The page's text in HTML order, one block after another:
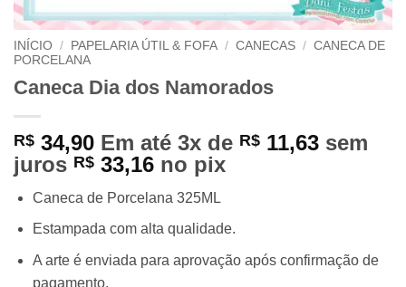
INÍCIO / PAPELARIA ÚTIL & FOFA / CANECAS / CANECA DE
PORCELANA
Caneca Dia dos Namorados
R$ 34,90 Em até 3x de R$ 11,63 sem
juros R$ 33,16 no pix
Caneca de Porcelana 325ML
Estampada com alta qualidade.
A arte é enviada para aprovação após confirmação de
pagamento.